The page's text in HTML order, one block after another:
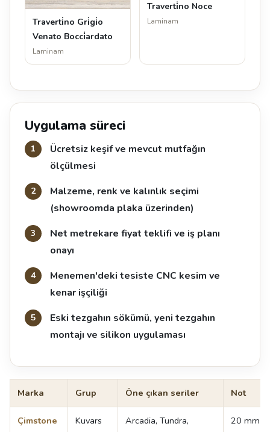
Traverti̇no Gri̇gi̇o
Venato Bocci̇ardato
Laminam
Traverti̇no Noce
Laminam
Uygulama süreci
Ücretsiz keşif ve mevcut mutfağın
ölçülmesi
Malzeme, renk ve kalınlık seçimi
(showroomda plaka üzerinden)
Net metrekare fiyat teklifi ve iş planı
onayı
Menemen'deki tesiste CNC kesim ve
kenar işçiliği
Eski tezgahın sökümü, yeni tezgahın
montajı ve silikon uygulaması
Marka Grup Öne çıkan seriler Not
Çimstone
Kuvars
Arcadia, Tundra,
20 mm